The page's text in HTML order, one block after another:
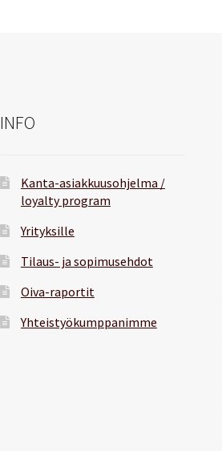
INFO
Kanta-asiakkuusohjelma /
loyalty program
Yrityksille
Tilaus- ja sopimusehdot
Oiva-raportit
Yhteistyökumppanimme